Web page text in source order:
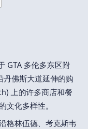
GTA 多伦多东区附
佛斯大道延伸的购
上的许多商店和餐
文化多样性。
格林伍德、考克斯韦